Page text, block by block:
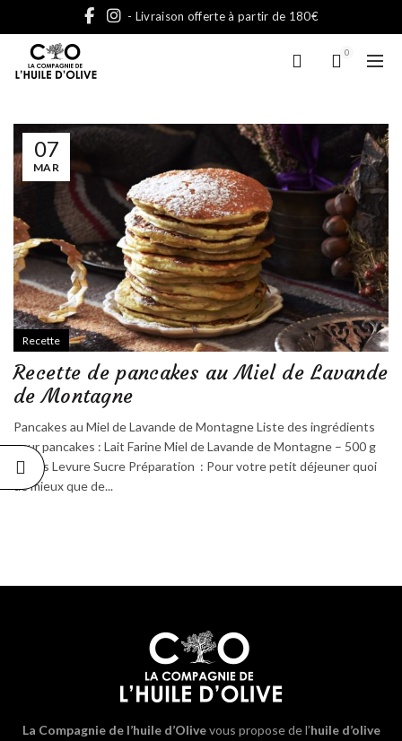
- Livraison offerte à partir de 180€
0
07
MAR
Recette
Recette de pancakes au Miel de Lavande
de Montagne
Pancakes au Miel de Lavande de Montagne Liste des ingrédients
pour pancakes : Lait Farine Miel de Lavande de Montagne – 500 g
Oeufs Levure Sucre Préparation : Pour votre petit déjeuner quoi
de mieux que de...
La Compagnie de l’huile d’Olivevous propose de l’huile d’olive